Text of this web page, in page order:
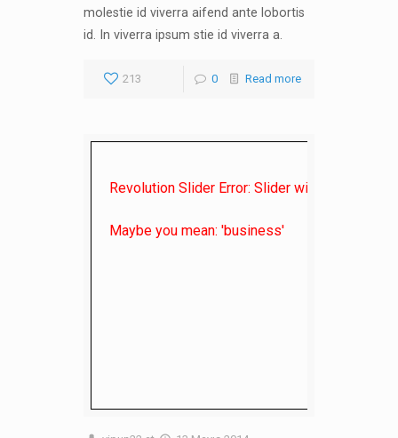
molestie id viverra aifend ante lobortis
id. In viverra ipsum stie id viverra a.
213 0 Read more
Revolution Slider Error: Slider with alias
Maybe you mean: 'business'